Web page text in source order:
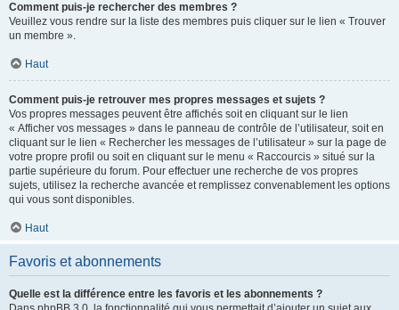
Comment puis-je rechercher des membres ?
Veuillez vous rendre sur la liste des membres puis cliquer sur le lien « Trouver
un membre ».
Haut
Comment puis-je retrouver mes propres messages et sujets ?
Vos propres messages peuvent être affichés soit en cliquant sur le lien
« Afficher vos messages » dans le panneau de contrôle de l’utilisateur, soit en
cliquant sur le lien « Rechercher les messages de l’utilisateur » sur la page de
votre propre profil ou soit en cliquant sur le menu « Raccourcis » situé sur la
partie supérieure du forum. Pour effectuer une recherche de vos propres
sujets, utilisez la recherche avancée et remplissez convenablement les options
qui vous sont disponibles.
Haut
Favoris et abonnements
Quelle est la différence entre les favoris et les abonnements ?